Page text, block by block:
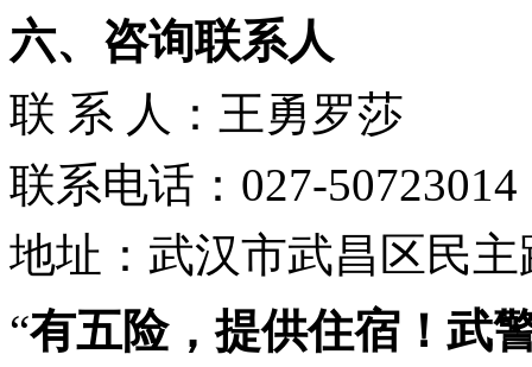
六、咨询联系人
联 系 人：王勇罗莎
联系电话： 027-
地址：武汉市武昌区民主
“有五险，提供住宿！武